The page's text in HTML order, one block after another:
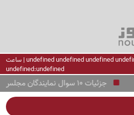
undefined undefined undefined undefined | ساعت
undefined:undefined
جزئیات 10 سوال نمایندگان مجلس از وزرای آموزش و پرورش و راه و شهرسازی